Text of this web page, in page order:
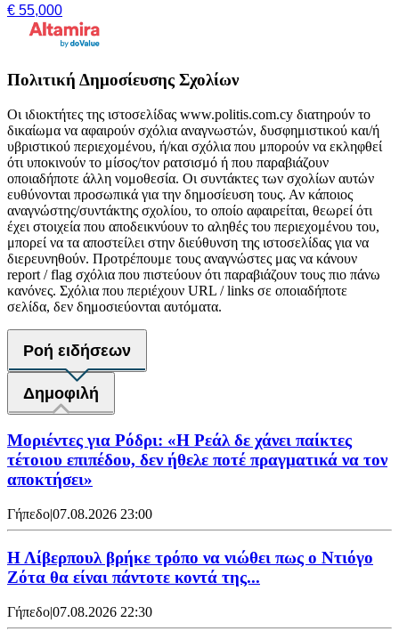
€ 55,000
Πολιτική Δημοσίευσης Σχολίων
Οι ιδιοκτήτες της ιστοσελίδας www.politis.com.cy διατηρούν το
δικαίωμα να αφαιρούν σχόλια αναγνωστών, δυσφημιστικού και/ή
υβριστικού περιεχομένου, ή/και σχόλια που μπορούν να εκληφθεί
ότι υποκινούν το μίσος/τον ρατσισμό ή που παραβιάζουν
οποιαδήποτε άλλη νομοθεσία. Οι συντάκτες των σχολίων αυτών
ευθύνονται προσωπικά για την δημοσίευση τους. Αν κάποιος
αναγνώστης/συντάκτης σχολίου, το οποίο αφαιρείται, θεωρεί ότι
έχει στοιχεία που αποδεικνύουν το αληθές του περιεχομένου του,
μπορεί να τα αποστείλει στην διεύθυνση της ιστοσελίδας για να
διερευνηθούν. Προτρέπουμε τους αναγνώστες μας να κάνουν
report / flag σχόλια που πιστεύουν ότι παραβιάζουν τους πιο πάνω
κανόνες. Σχόλια που περιέχουν URL / links σε οποιαδήποτε
σελίδα, δεν δημοσιεύονται αυτόματα.
Ροή ειδήσεων
Δημοφιλή
Μοριέντες για Ρόδρι: «Η Ρεάλ δε χάνει παίκτες
τέτοιου επιπέδου, δεν ήθελε ποτέ πραγματικά να τον
αποκτήσει»
Γήπεδο|07.08.2026 23:00
Η Λίβερπουλ βρήκε τρόπο να νιώθει πως ο Ντιόγο
Ζότα θα είναι πάντοτε κοντά της...
Γήπεδο|07.08.2026 22:30